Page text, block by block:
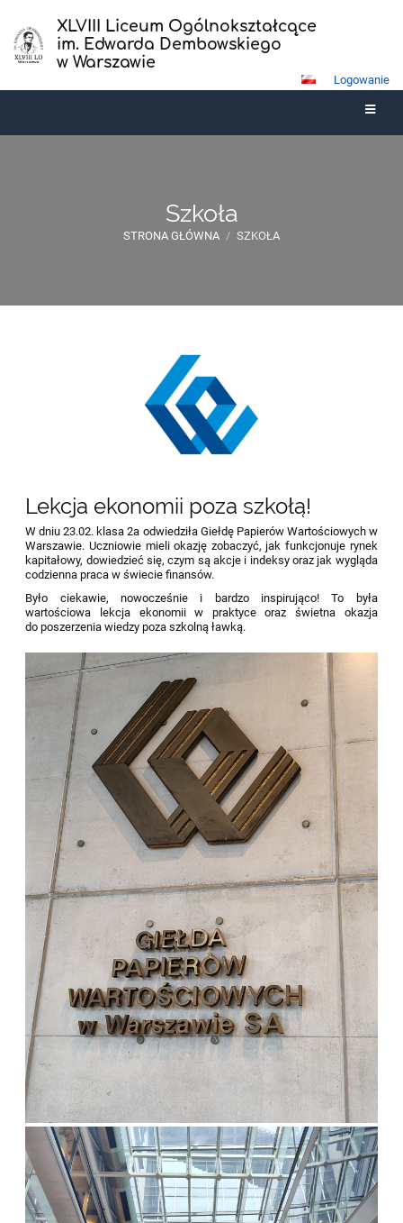
XLVIII Liceum Ogólnokształcące
im. Edwarda Dembowskiego
w Warszawie
Logowanie
Szkoła
STRONA GŁÓWNA / SZKOŁA
Lekcja ekonomii poza szkołą!
W dniu 23.02. klasa 2a odwiedziła Giełdę Papierów Wartościowych w
Warszawie. Uczniowie mieli okazję zobaczyć, jak funkcjonuje rynek
kapitałowy, dowiedzieć się, czym są akcje i indeksy oraz jak wygląda
codzienna praca w świecie finansów.
Było ciekawie, nowocześnie i bardzo inspirująco! To była
wartościowa lekcja ekonomii w praktyce oraz świetna okazja
do poszerzenia wiedzy poza szkolną ławką.